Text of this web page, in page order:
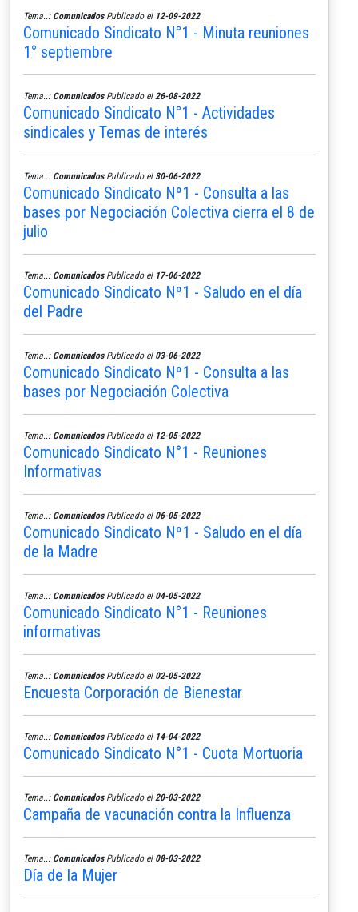
Tema..: ComunicadosPublicado el 12-09-2022
Comunicado Sindicato N°1 - Minuta reuniones
1° septiembre
Tema..: ComunicadosPublicado el 26-08-2022
Comunicado Sindicato N°1 - Actividades
sindicales y Temas de interés
Tema..: ComunicadosPublicado el 30-06-2022
Comunicado Sindicato Nº1 - Consulta a las
bases por Negociación Colectiva cierra el 8 de
julio
Tema..: ComunicadosPublicado el 17-06-2022
Comunicado Sindicato Nº1 - Saludo en el día
del Padre
Tema..: ComunicadosPublicado el 03-06-2022
Comunicado Sindicato Nº1 - Consulta a las
bases por Negociación Colectiva
Tema..: ComunicadosPublicado el 12-05-2022
Comunicado Sindicato N°1 - Reuniones
Informativas
Tema..: ComunicadosPublicado el 06-05-2022
Comunicado Sindicato Nº1 - Saludo en el día
de la Madre
Tema..: ComunicadosPublicado el 04-05-2022
Comunicado Sindicato N°1 - Reuniones
informativas
Tema..: ComunicadosPublicado el 02-05-2022
Encuesta Corporación de Bienestar
Tema..: ComunicadosPublicado el 14-04-2022
Comunicado Sindicato N°1 - Cuota Mortuoria
Tema..: ComunicadosPublicado el 20-03-2022
Campaña de vacunación contra la Influenza
Tema..: ComunicadosPublicado el 08-03-2022
Día de la Mujer